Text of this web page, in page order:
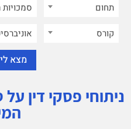
תחום
קורס
ניתוחי פסקי דין